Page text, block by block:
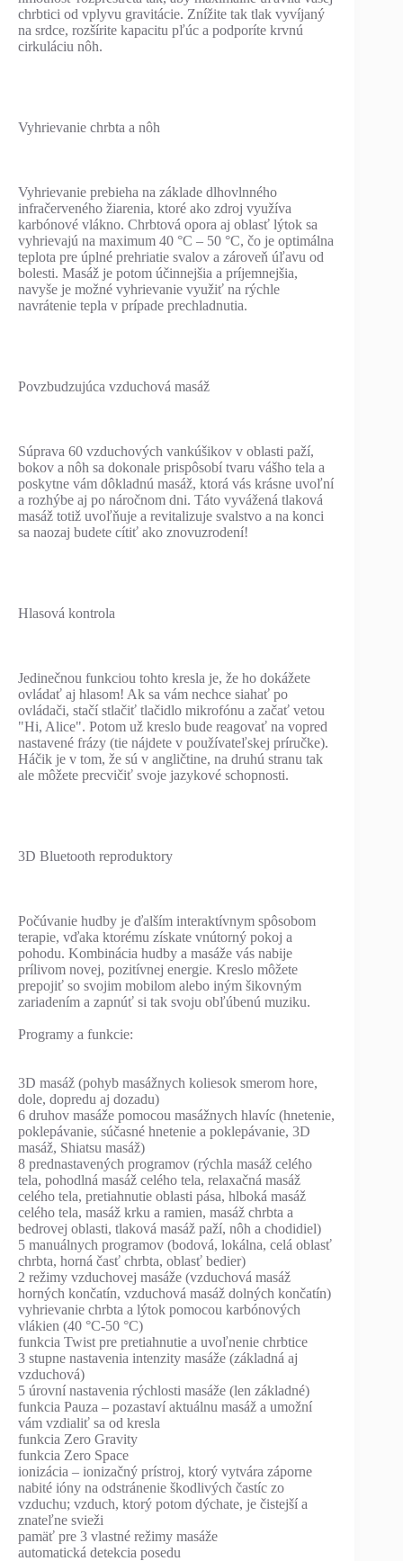
chrbtici od vplyvu gravitácie. Znížite tak tlak vyvíjaný
na srdce, rozšírite kapacitu pľúc a podporíte krvnú
cirkuláciu nôh.
Vyhrievanie chrbta a nôh
Vyhrievanie prebieha na základe dlhovlnného
infračerveného žiarenia, ktoré ako zdroj využíva
karbónové vlákno. Chrbtová opora aj oblasť lýtok sa
vyhrievajú na maximum 40 °C – 50 °C, čo je optimálna
teplota pre úplné prehriatie svalov a zároveň úľavu od
bolesti. Masáž je potom účinnejšia a príjemnejšia,
navyše je možné vyhrievanie využiť na rýchle
navrátenie tepla v prípade prechladnutia.
Povzbudzujúca vzduchová masáž
Súprava 60 vzduchových vankúšikov v oblasti paží,
bokov a nôh sa dokonale prispôsobí tvaru vášho tela a
poskytne vám dôkladnú masáž, ktorá vás krásne uvoľní
a rozhýbe aj po náročnom dni. Táto vyvážená tlaková
masáž totiž uvoľňuje a revitalizuje svalstvo a na konci
sa naozaj budete cítiť ako znovuzrodení!
Hlasová kontrola
Jedinečnou funkciou tohto kresla je, že ho dokážete
ovládať aj hlasom! Ak sa vám nechce siahať po
ovládači, stačí stlačiť tlačidlo mikrofónu a začať vetou
"Hi, Alice". Potom už kreslo bude reagovať na vopred
nastavené frázy (tie nájdete v používateľskej príručke).
Háčik je v tom, že sú v angličtine, na druhú stranu tak
ale môžete precvičiť svoje jazykové schopnosti.
3D Bluetooth reproduktory
Počúvanie hudby je ďalším interaktívnym spôsobom
terapie, vďaka ktorému získate vnútorný pokoj a
pohodu. Kombinácia hudby a masáže vás nabije
prílivom novej, pozitívnej energie. Kreslo môžete
prepojiť so svojim mobilom alebo iným šikovným
zariadením a zapnúť si tak svoju obľúbenú muziku.
Programy a funkcie:
3D masáž (pohyb masážnych koliesok smerom hore,
dole, dopredu aj dozadu)
6 druhov masáže pomocou masážnych hlavíc (hnetenie,
poklepávanie, súčasné hnetenie a poklepávanie, 3D
masáž, Shiatsu masáž)
8 prednastavených programov (rýchla masáž celého
tela, pohodlná masáž celého tela, relaxačná masáž
celého tela, pretiahnutie oblasti pása, hlboká masáž
celého tela, masáž krku a ramien, masáž chrbta a
bedrovej oblasti, tlaková masáž paží, nôh a chodidiel)
5 manuálnych programov (bodová, lokálna, celá oblasť
chrbta, horná časť chrbta, oblasť bedier)
2 režimy vzduchovej masáže (vzduchová masáž
horných končatín, vzduchová masáž dolných končatín)
vyhrievanie chrbta a lýtok pomocou karbónových
vlákien (40 °C-50 °C)
funkcia Twist pre pretiahnutie a uvoľnenie chrbtice
3 stupne nastavenia intenzity masáže (základná aj
vzduchová)
5 úrovní nastavenia rýchlosti masáže (len základné)
funkcia Pauza – pozastaví aktuálnu masáž a umožní
vám vzdialiť sa od kresla
funkcia Zero Gravity
funkcia Zero Space
ionizácia – ionizačný prístroj, ktorý vytvára záporne
nabité ióny na odstránenie škodlivých častíc zo
vzduchu; vzduch, ktorý potom dýchate, je čistejší a
znateľne svieži
pamäť pre 3 vlastné režimy masáže
automatická detekcia posedu